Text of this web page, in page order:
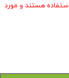
هستند و مورد